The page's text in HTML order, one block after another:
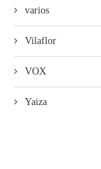
varios
Vilaflor
VOX
Yaiza